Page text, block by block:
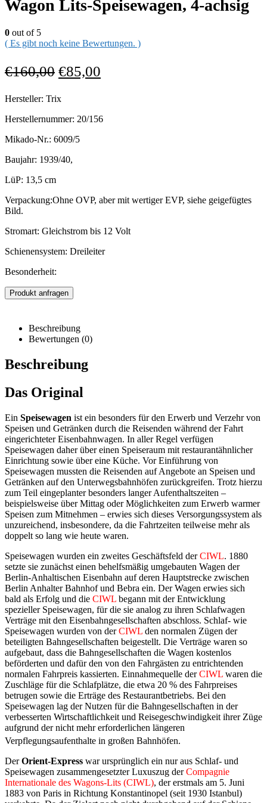
Wagon Lits-Speisewagen, 4-achsig
0 out of 5
( Es gibt noch keine Bewertungen. )
€160,00 €85,00
Hersteller: Trix
Herstellernummer: 20/156
Mikado-Nr.: 6009/5
Baujahr: 1939/40,
LüP: 13,5 cm
Verpackung:Ohne OVP, aber mit wertiger EVP, siehe geigefügtes
Bild.
Stromart: Gleichstrom bis 12 Volt
Schienensystem: Dreileiter
Besonderheit:
Produkt anfragen
Beschreibung
Bewertungen (0)
Beschreibung
Das Original
Ein Speisewagen ist ein besonders für den Erwerb und Verzehr von
Speisen und Getränken durch die Reisenden während der Fahrt
eingerichteter Eisenbahnwagen. In aller Regel verfügen
Speisewagen daher über einen Speiseraum mit restaurantähnlicher
Einrichtung sowie über eine Küche. Vor Einführung von
Speisewagen mussten die Reisenden auf Angebote an Speisen und
Getränken auf den Unterwegsbahnhöfen zurückgreifen. Trotz hierzu
zum Teil eingeplanter besonders langer Aufenthaltszeiten –
beispielsweise über Mittag oder Möglichkeiten zum Erwerb warmer
Speisen zum Mitnehmen – erwies sich dieses Versorgungssystem als
unzureichend, insbesondere, da die Fahrtzeiten teilweise mehr als
doppelt so lang wie heute waren.
Speisewagen wurden ein zweites Geschäftsfeld derCIWL. 1880
setzte sie zunächst einen behelfsmäßig umgebauten Wagen der
Berlin-Anhaltischen Eisenbahn auf deren Hauptstrecke zwischen
Berlin Anhalter Bahnhof und Bebra ein. Der Wagen erwies sich
bald als Erfolg und die CIWL begann mit der Entwicklung
spezieller Speisewagen, für die sie analog zu ihren Schlafwagen
Verträge mit den Eisenbahngesellschaften abschloss. Schlaf- wie
Speisewagen wurden von derCIWL den normalen Zügen der
beteiligten Bahngesellschaften beigestellt. Die Verträge waren so
aufgebaut, dass die Bahngesellschaften die Wagen kostenlos
beförderten und dafür den von den Fahrgästen zu entrichtenden
normalen Fahrpreis kassierten. Einnahmequelle derCIWL waren die
Zuschläge für die Schlafplätze, die etwa 20 % des Fahrpreises
betrugen sowie die Erträge des Restaurantbetriebs. Bei den
Speisewagen lag der Nutzen für die Bahngesellschaften in der
verbesserten Wirtschaftlichkeit und Reisegeschwindigkeit ihrer Züge
aufgrund der nicht mehr erforderlichen längeren
Verpflegungsaufenthalte in großen Bahnhöfen.
DerOrient-Express war ursprünglich ein nur aus Schlaf- und
Speisewagen zusammengesetzter Luxuszug derCompagnie
Internationale des Wagons-Lits (CIWL), der erstmals am 5. Juni
1883 von Paris in Richtung Konstantinopel (seit 1930 Istanbul)